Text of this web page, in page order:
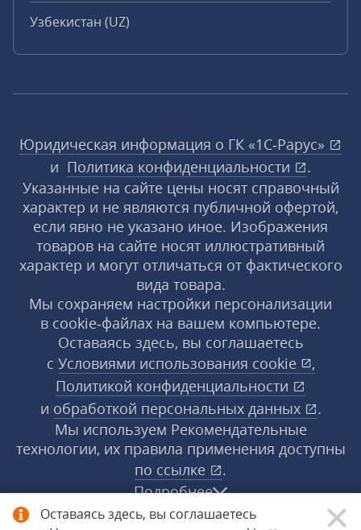
Оставаясь здесь, вы соглашаетесь
Узбекистан (UZ)
Юридическая информация о ГК «1С‑Рарус»
и Политика конфиденциальности
.
Указанные на сайте цены носят справочный
характер и не являются публичной офертой,
если явно не указано иное. Изображения
товаров на сайте носят иллюстративный
характер и могут отличаться от фактического
вида товара.
Мы сохраняем настройки персонализации
в cookie‑файлах на вашем компьютере.
Оставаясь здесь, вы соглашаетесь
с Условиями использования cookie
,
Политикой конфиденциальности
и обработкой персональных данных
.
Мы используем Рекомендательные
технологии, их правила применения доступны
по ссылке
.
Подробнее